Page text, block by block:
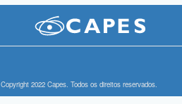
Copyright 2022 Capes. Todos os direitos reservados.